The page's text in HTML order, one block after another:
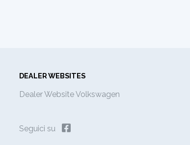
DEALER WEBSITES
Dealer Website Volkswagen
Seguici su